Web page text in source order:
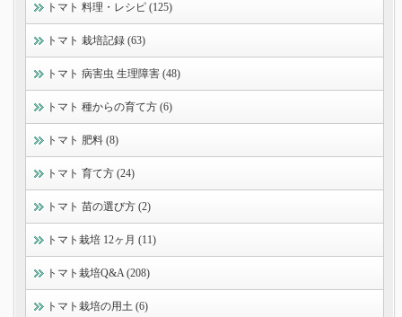
トマト 料理・レシピ (125)
トマト 栽培記録 (63)
トマト 病害虫 生理障害 (48)
トマト 種からの育て方 (6)
トマト 肥料 (8)
トマト 育て方 (24)
トマト 苗の選び方 (2)
トマト栽培 12ヶ月 (11)
トマト栽培Q&A (208)
トマト栽培の用土 (6)